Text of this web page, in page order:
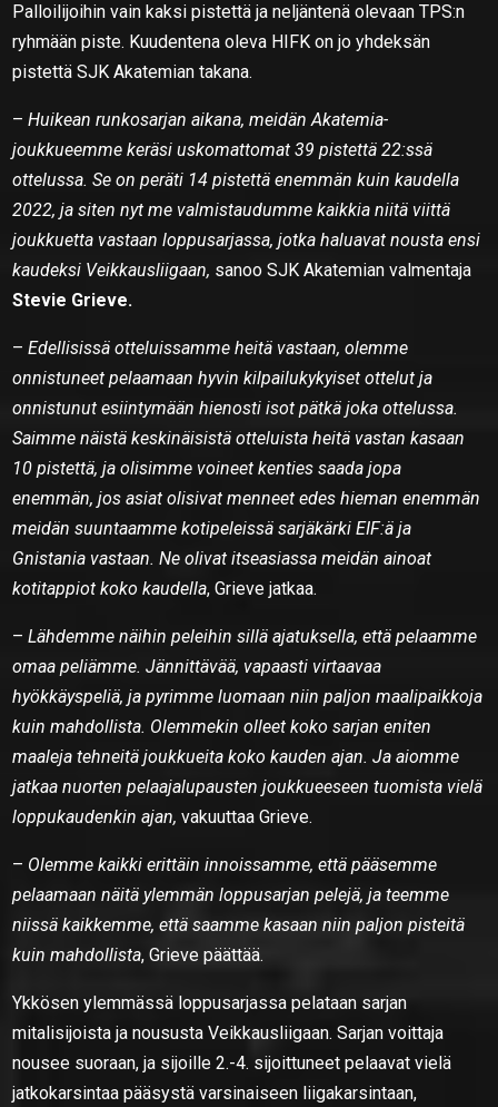
Palloilijoihin vain kaksi pistettä ja neljäntenä olevaan TPS:n
ryhmään piste. Kuudentena oleva HIFK on jo yhdeksän
pistettä SJK Akatemian takana.
–Huikean runkosarjan aikana, meidän Akatemia-
joukkueemme keräsi uskomattomat 39 pistettä 22:ssä
ottelussa. Se on peräti 14 pistettä enemmän kuin kaudella
2022, ja siten nyt me valmistaudumme kaikkia niitä viittä
joukkuetta vastaan loppusarjassa, jotka haluavat nousta ensi
kaudeksi Veikkausliigaan, sanoo SJK Akatemian valmentaja
Stevie Grieve.
–Edellisissä otteluissamme heitä vastaan, olemme
onnistuneet pelaamaan hyvin kilpailukykyiset ottelut ja
onnistunut esiintymään hienosti isot pätkä joka ottelussa.
Saimme näistä keskinäisistä otteluista heitä vastan kasaan
10 pistettä, ja olisimme voineet kenties saada jopa
enemmän, jos asiat olisivat menneet edes hieman enemmän
meidän suuntaamme kotipeleissä sarjäkärki EIF:ä ja
Gnistania vastaan. Ne olivat itseasiassa meidän ainoat
kotitappiot koko kaudella, Grieve jatkaa.
–Lähdemme näihin peleihin sillä ajatuksella, että pelaamme
omaa peliämme. Jännittävää, vapaasti virtaavaa
hyökkäyspeliä, ja pyrimme luomaan niin paljon maalipaikkoja
kuin mahdollista. Olemmekin olleet koko sarjan eniten
maaleja tehneitä joukkueita koko kauden ajan. Ja aiomme
jatkaa nuorten pelaajalupausten joukkueeseen tuomista vielä
loppukaudenkin ajan, vakuuttaa Grieve.
– Olemme kaikki erittäin innoissamme, että pääsemme
pelaamaan näitä ylemmän loppusarjan pelejä, ja teemme
niissä kaikkemme, että saamme kasaan niin paljon pisteitä
kuin mahdollista, Grieve päättää.
Ykkösen ylemmässä loppusarjassa pelataan sarjan
mitalisijoista ja noususta Veikkausliigaan. Sarjan voittaja
nousee suoraan, ja sijoille 2.-4. sijoittuneet pelaavat vielä
jatkokarsintaa pääsystä varsinaiseen liigakarsintaan,